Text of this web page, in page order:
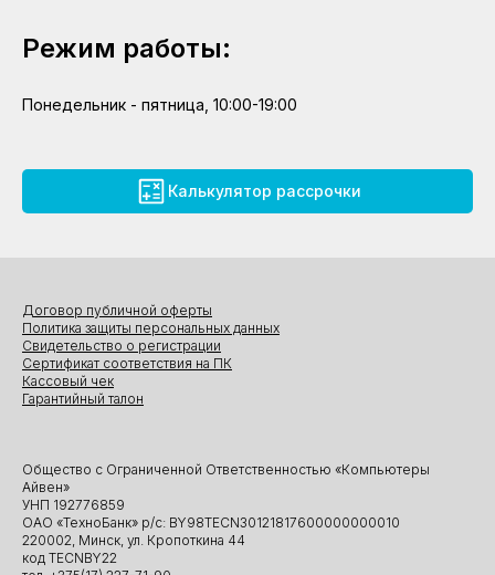
Режим работы:
Понедельник - пятница, 10:00-19:00
Калькулятор рассрочки
Общество с Ограниченной Ответственностью «Компьютеры
Айвен»
УНП 192776859
ОАО «ТехноБанк» р/с: BY98TECN30121817600000000010
220002, Минск, ул. Кропоткина 44
код TECNBY22
Договор публичной оферты
Политика защиты персональных данных
Свидетельство о регистрации
Сертификат соответствия на ПК
Кассовый чек
Гарантийный талон